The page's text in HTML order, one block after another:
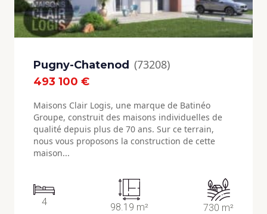
Pugny-Chatenod (73208)
493 100 €
Maisons Clair Logis, une marque de Batinéo
Groupe, construit des maisons individuelles de
qualité depuis plus de 70 ans. Sur ce terrain,
nous vous proposons la construction de cette
maison...
4 98.19 m² 730 m²